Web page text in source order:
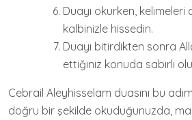
Duayı okurken, kelimeleri
kalbinizle hissedin.
Duayı bitirdikten sonra
ettiğiniz konuda sabırlı
Cebrail Aleyhisselam duasını bu
doğru bir şekilde okuduğunuzda,